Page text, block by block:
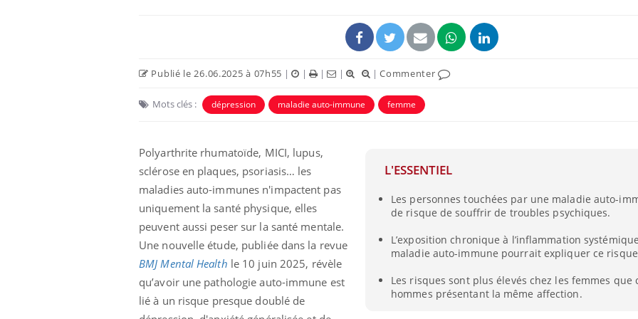
Publié le 26.06.2025 à 07h55 | | | | |Commenter
Mots clés : dépression maladie auto-immune femme
L'ESSENTIEL
Les personnes touchées par une maladie auto-
de risque de souffrir de troubles psychiques.
L’exposition chronique à l’inflammation
maladie auto-immune pourrait expliquer ce
Les risques sont plus élevés chez les femmes que
hommes présentant la même affection.
Polyarthrite rhumatoïde, MICI, lupus,
sclérose en plaques, psoriasis… les
maladies auto-immunes n'impactent pas
uniquement la santé physique, elles
peuvent aussi peser sur la santé mentale.
Une nouvelle étude, publiée dans la revue
BMJ Mental Health le 10 juin 2025, révèle
qu’avoir une pathologie auto-immune est
lié à un risque presque doublé de
Youtube
Fatigue, irritabilité, brouillard mental ou
même alopécie… Les symptômes de la
carence en fer sont multiples ce qui la rend
osait en parler??
En 2026, l'insuline dans le diabète de type 2
reste entourée d'idées reçues chez les
patients comme parfois chez les soignants. soleil, activités en plein
sont ...